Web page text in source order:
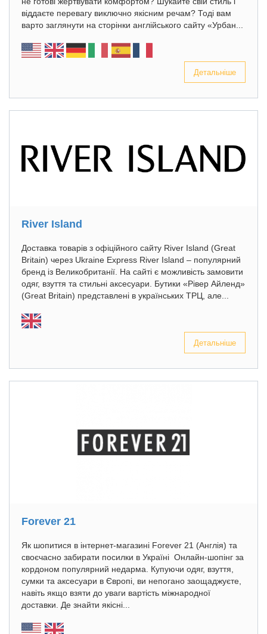
віддаєте перевагу виключно якісним речам? Тоді вам
варто заглянути на сторінки англійського сайту «Урбан...
Детальніше
River Island
Доставка товарів з офіційного сайту River Island (Great
Britain) через Ukraine Express River Island – популярний
бренд із Великобританії. На сайті є можливість замовити
одяг, взуття та стильні аксесуари. Бутики «Рівер Айленд»
(Great Britain) представлені в українських ТРЦ, але...
Детальніше
Forever 21
Як шопитися в інтернет-магазині Forever 21 (Англія) та
своєчасно забирати посилки в Україні Онлайн-шопінг за
кордоном популярний недарма. Купуючи одяг, взуття,
сумки та аксесуари в Європі, ви непогано заощаджуєте,
навіть якщо взяти до уваги вартість міжнародної
доставки. Де знайти якісні...